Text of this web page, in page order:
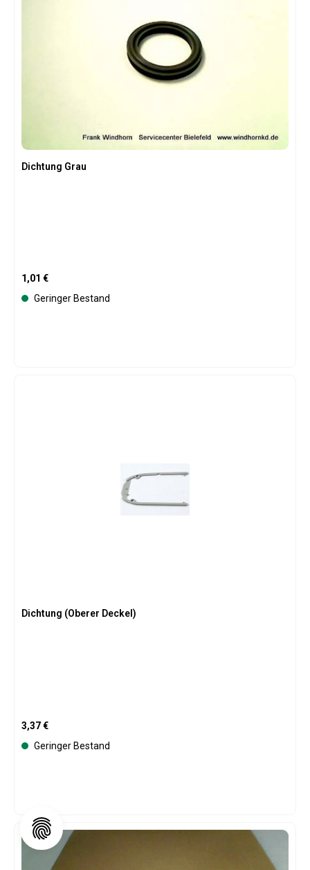
Dichtung Grau
Regulärer Preis:
1,01 €
Geringer Bestand
Dichtung (Oberer Deckel)
Regulärer Preis:
3,37 €
Geringer Bestand